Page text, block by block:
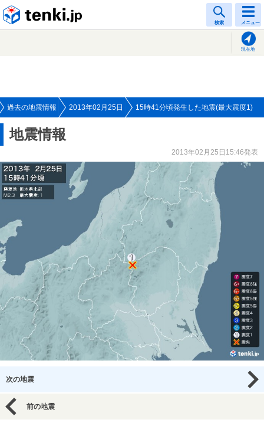
検索 メニュー
現在地
過去の地震情報 2013年02月25日 15時41分頃発生した地震(最大震度1)
地震情報
2013年02月25日15:46発表
次の地震
前の地震